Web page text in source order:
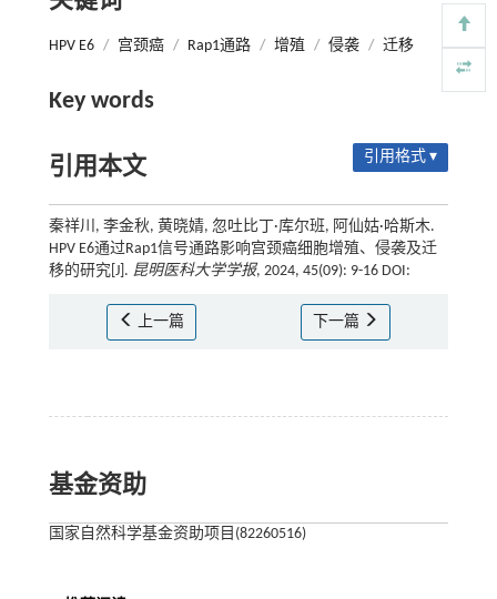
HPV E6 / 宫颈癌 / Rap1通路 / 增殖 / 侵袭 / 迁移
Key words
引用本文 引用格式 ▾
秦祥川, 李金秋, 黄晓婧, 忽吐比丁·库尔班, 阿仙姑·哈斯木.
HPV E6通过Rap1信号通路影响宫颈癌细胞增殖、侵袭及迁
移的研究[J]. 昆明医科大学学报, 2024, 45(09): 9-16 DOI:
上一篇 下一篇
基金资助
国家自然科学基金资助项目(82260516)